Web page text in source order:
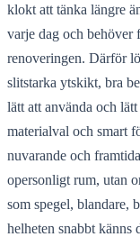
klokt att tänka längre
varje dag och behöver
renoveringen. Därför
slitstarka ytskikt, bra
lätt att använda och
materialval och smart
nuvarande och
opersonligt rum, utan
som spegel, blandare,
helheten snabbt känns